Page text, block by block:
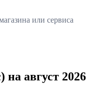
или сервиса
август 2026